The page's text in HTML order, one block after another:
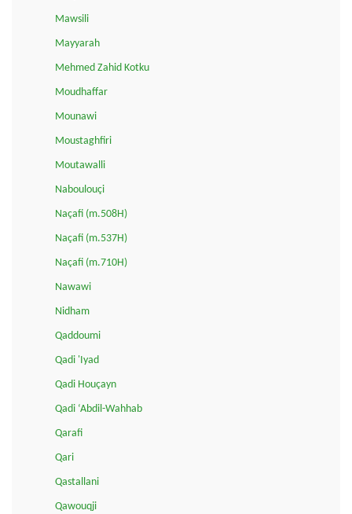
Mawsili
Mayyarah
Mehmed Zahid Kotku
Moudhaffar
Mounawi
Moustaghfiri
Moutawalli
Naboulouçi
Naçafi (m.508H)
Naçafi (m.537H)
Naçafi (m.710H)
Nawawi
Nidham
Qaddoumi
Qadi 'Iyad
Qadi Houçayn
Qadi ‘Abdil-Wahhab
Qarafi
Qari
Qastallani
Qawouqji